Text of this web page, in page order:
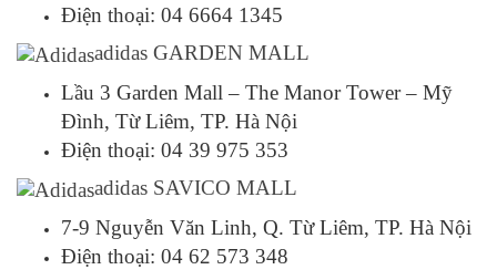
Điện thoại: 04 6664 1345
adidas GARDEN MALL
Lầu 3 Garden Mall – The Manor Tower – Mỹ
Đình, Từ Liêm, TP. Hà Nội
Điện thoại: 04 39 975 353
adidas SAVICO MALL
7-9 Nguyễn Văn Linh, Q. Từ Liêm, TP. Hà Nội
Điện thoại: 04 62 573 348